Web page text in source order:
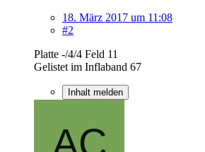
18. März 2017 um 11:08
#2
Platte -/4/4 Feld 11
Gelistet im Inflaband 67
Inhalt melden